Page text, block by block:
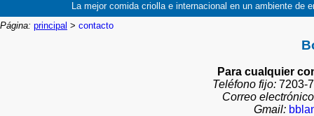
La mejor comida criolla e internacional en un ambiente
Página: principal > contacto
Para cualquier
Teléfono fijo:
Correo
Gmail: